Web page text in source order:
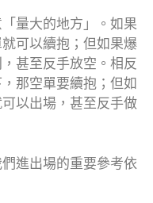
量大的地方」。如果
可以續抱；但如果爆
甚至反手放空。相反
那空單要續抱；但如
以出場，甚至反手做
進出場的重要參考依